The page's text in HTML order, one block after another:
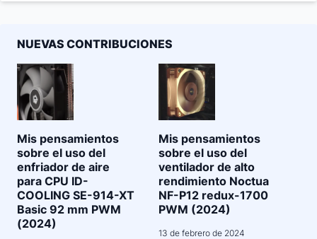
NUEVAS CONTRIBUCIONES
Mis pensamientos
sobre el uso del
enfriador de aire
para CPU ID-
COOLING SE-914-XT
Basic 92 mm PWM
(2024)
Mis pensamientos
sobre el uso del
ventilador de alto
rendimiento Noctua
NF-P12 redux-1700
PWM (2024)
13 de febrero de 2024